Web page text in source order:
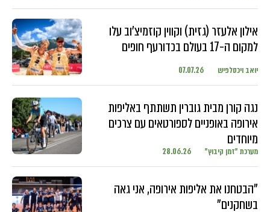
אילון אלעזר (גזית) וקווין קוזמיצ'וב עלו
למקום ה-17 בעולם בכדורעף חופים
יואב ויכסלפיש 07.07.26
נגה קורן מבית גוברין תשתתף באליפות
אירופה באופניים לספורטאים עם צרכים
מיוחדים
מערכת "זמן קיבוץ" 28.06.26
"הבטחנו את אליפות אירופה, אני גאה
בשחקנים"